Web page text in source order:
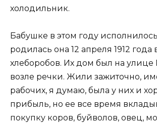
холодильник.
Бабушке в этом году исполнилось
родилась она 12 апреля 1912 года
хлеборобов. Их дом был на улице
возле речки. Жили зажиточно,
рабочих, я думаю, была у них и
прибыль, но ее все время
покупку коров, буйволов, овец,